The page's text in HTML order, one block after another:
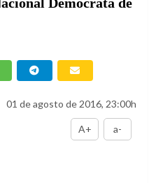
01 de agosto de 2016, 23:00h
A+ a-